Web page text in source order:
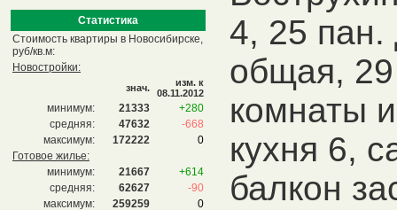
Статистика
Стоимость квартиры в Новосибирске,
руб/кв.м:
Новостройки:
знач.
изм. к
08.11.2012
минимум: 21333
+280
средняя:
47632
-668
максимум:
172222
0
Готовое жилье:
минимум:
21667
+614
средняя:
62627
-90
максимум:
259259
0
4, 25
общая,
комнаты
кухня 6,
балкон